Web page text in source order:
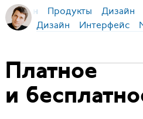
Бирман Продукты Дизайн
Дизайн Интерфейс
Платное
и